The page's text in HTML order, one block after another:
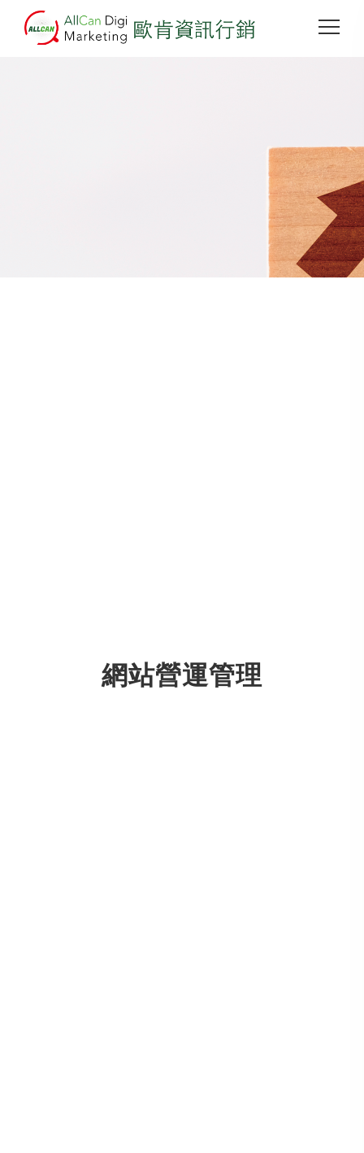
網站營運管理